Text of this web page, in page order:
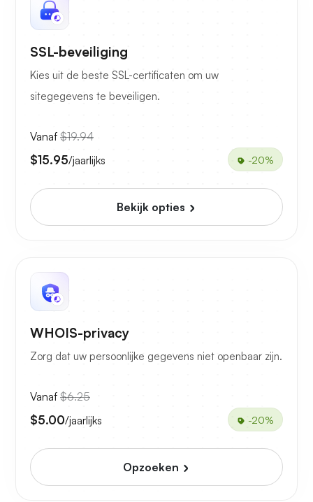
SSL-beveiliging
Kies uit de beste SSL-certificaten om uw
sitegegevens te beveiligen.
Vanaf $19.94
$15.95/jaarlijks -20%
Bekijk opties
WHOIS-privacy
Zorg dat uw persoonlijke gegevens niet openbaar zijn.
Vanaf $6.25
$5.00/jaarlijks -20%
Opzoeken